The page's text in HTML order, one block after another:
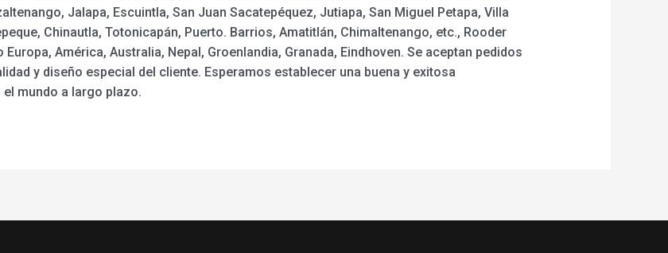
Jalapa, Escuintla, San Juan Sacatepéquez, Jutiapa, San Miguel Petapa, Villa
Chinautla, Totonicapán, Puerto. Barrios, Amatitlán, Chimaltenango, etc., Rooder
América, Australia, Nepal, Groenlandia, Granada, Eindhoven. Se aceptan pedidos
y diseño especial del cliente. Esperamos establecer una buena y exitosa
mundo a largo plazo.